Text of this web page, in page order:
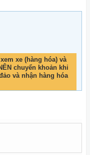
xe (hàng hóa) và
chuyển khoản khi
và nhận hàng hóa